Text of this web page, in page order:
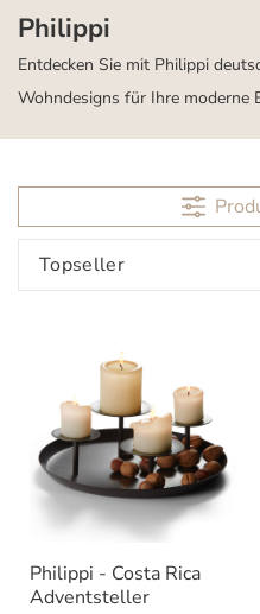
Philippi
Entdecken Sie mit Philippi
Wohndesigns für Ihre moderne
Philippi - Costa Rica
Adventsteller